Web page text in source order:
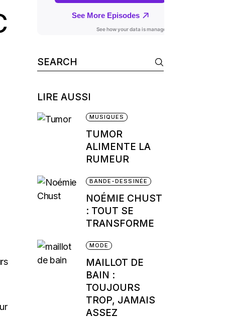
Search
for:
LIRE AUSSI
MUSIQUES
TUMOR
ALIMENTE LA
RUMEUR
BANDE-DESSINÉE
NOÉMIE CHUST
: TOUT SE
TRANSFORME
MODE
MAILLOT DE
BAIN :
TOUJOURS
TROP, JAMAIS
ASSEZ